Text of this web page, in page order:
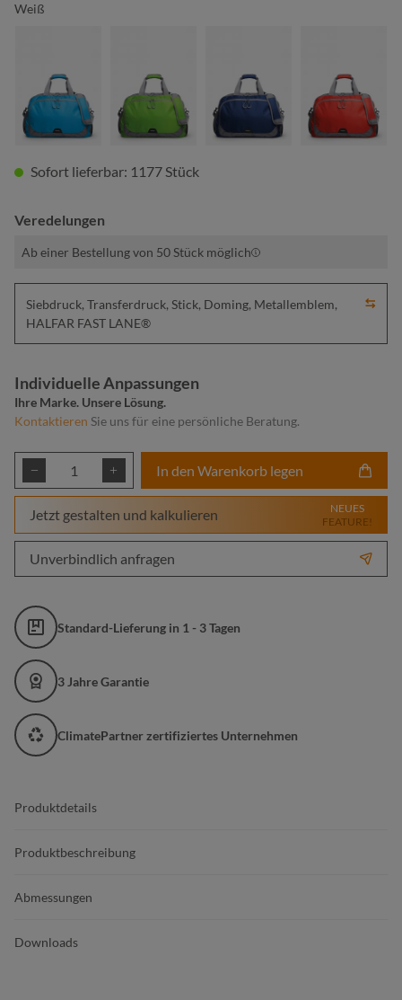
Weiß
cyan maigrün marine rot
Sofort lieferbar: 1177 Stück
Veredelungen
Ab einer Bestellung von 50 Stück möglich
Siebdruck, Transferdruck, Stick, Doming, Metallemblem,
HALFAR FAST LANE®
Individuelle Anpassungen
Ihre Marke. Unsere Lösung.
Kontaktieren Sie uns für eine persönliche Beratung.
Produkt Anzahl: Gib den gewünschten
In den Warenkorb legen
Jetzt gestalten und kalkulieren
NEUES
FEATURE!
Unverbindlich anfragen
Standard-Lieferung in 1 - 3 Tagen
3 Jahre Garantie
ClimatePartner zertifiziertes Unternehmen
Produktdetails
Produktbeschreibung
Abmessungen
Downloads